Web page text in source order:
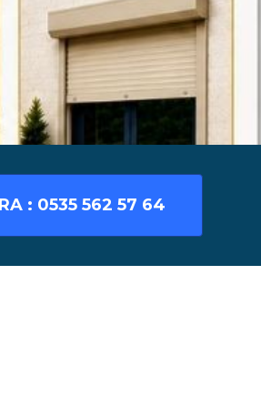
: 0535 562 57 64